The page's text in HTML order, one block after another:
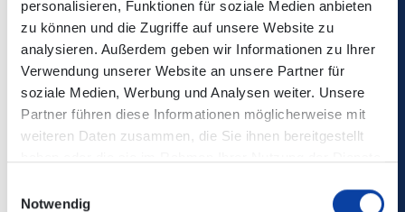
personalisieren, Funktionen für soziale Medien anbieten
zu können und die Zugriffe auf unsere Website zu
analysieren. Außerdem geben wir Informationen zu Ihrer
Verwendung unserer Website an unsere Partner für
soziale Medien, Werbung und Analysen weiter. Unsere
Partner führen diese Informationen möglicherweise mit
weiteren Daten zusammen, die Sie ihnen bereitgestellt
Notwendig